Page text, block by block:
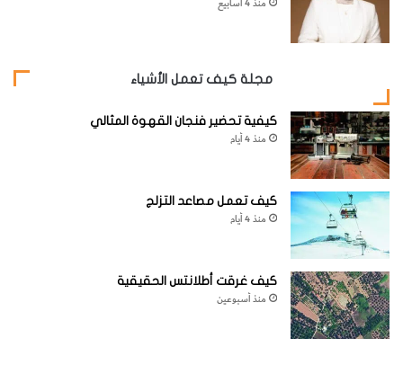
صحيح: إن الفضاء نفسه هو الذي انفجر.
إن الفضاء نفسه الذي نعيش فيه يتوسع. فلم يكن ثمة مركز
لهذا الانفجار، بل حدث في كل مكان. وكانت الكثافة والضغط
هما نفسيهما في كل مكان، فلم يكن ثمة اختلاف في الضغط
ليؤدي إلى الانفجار.
منذ 4 أسابيع
مجلة كيف تعمل الأشياء
كيفية تحضير فنجان القهوة المثالي
منذ 4 أيام
كيف تعمل مصاعد التزلج
منذ 4 أيام
كيف غرقت أطلانتس الحقيقية
منذ أسبوعين